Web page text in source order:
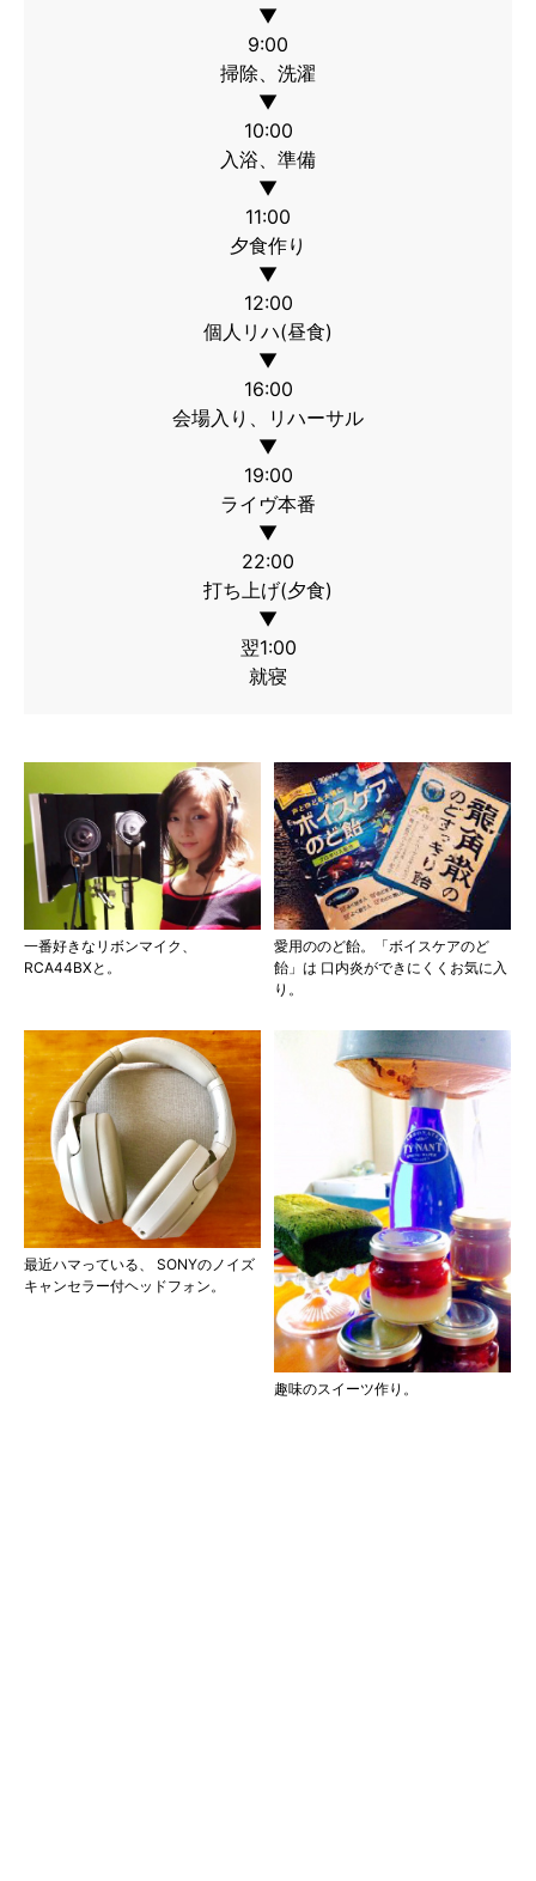
9:00
掃除、洗濯
10:00
入浴、準備
11:00
夕食作り
12:00
個人リハ(昼食)
16:00
会場入り、リハーサル
19:00
ライヴ本番
22:00
打ち上げ(夕食)
翌1:00
就寝
一番好きなリボンマイク、
RCA44BXと。
愛用ののど飴。「ボイスケアのど
飴」は 口内炎ができにくくお気に入
り。
最近ハマっている、 SONYのノイズ
キャンセラー付ヘッドフォン。
趣味のスイーツ作り。